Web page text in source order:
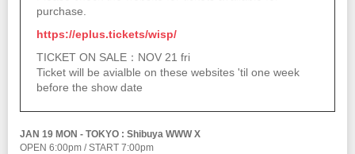
purchase.
https://eplus.tickets/wisp/
TICKET ON SALE：NOV 21 fri
Ticket will be avialble on these websites 'til one week
before the show date
JAN 19 MON - TOKYO : Shibuya WWW X
OPEN 6:00pm / START 7:00pm